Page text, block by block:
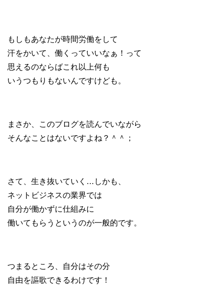
もしもあなたが時間労働をして
汗をかいて、働くっていいなぁ！って
思えるのならばこれ以上何も
いうつもりもないんですけども。
まさか、このブログを読んでいながら
そんなことはないですよね？＾＾；
さて、生き抜いていく…しかも、
ネットビジネスの業界では
自分が働かずに仕組みに
働いてもらうというのが一般的です。
つまるところ、自分はその分
自由を謳歌できるわけです！